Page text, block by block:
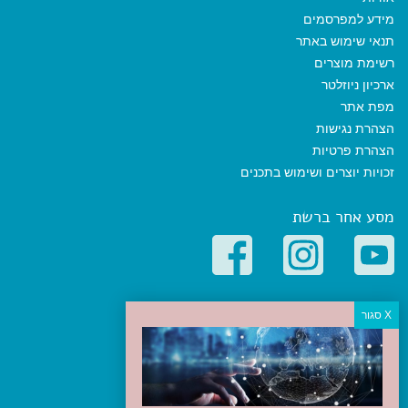
מידע למפרסמים
תנאי שימוש באתר
רשימת מוצרים
ארכיון ניוזלטר
מפת אתר
הצהרת נגישות
הצהרת פרטיות
זכויות יוצרים ושימוש בתכנים
מסע אחר ברשת
קטגוריות פופולריות
יעדים
טיולים בישראל
מלונות בוטיק בישראל
טיפים והמלצות